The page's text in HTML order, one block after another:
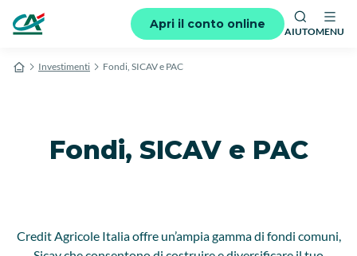
Apri il conto online
AIUTOMENU
Investimenti Fondi, SICAV e PAC
Fondi, SICAV e PAC
Credit Agricole Italia offre un’ampia gamma di fondi comuni,